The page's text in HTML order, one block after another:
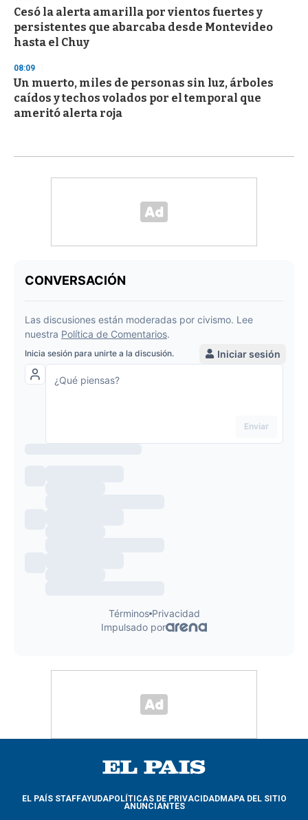
Cesó la alerta amarilla por vientos fuertes y
persistentes que abarcaba desde Montevideo
hasta el Chuy
08:09
Un muerto, miles de personas sin luz, árboles
caídos y techos volados por el temporal que
ameritó alerta roja
EL PAÍS STAFFAYUDAPOLÍTICAS DE PRIVACIDADMAPA DEL SITIO
ANUNCIANTES